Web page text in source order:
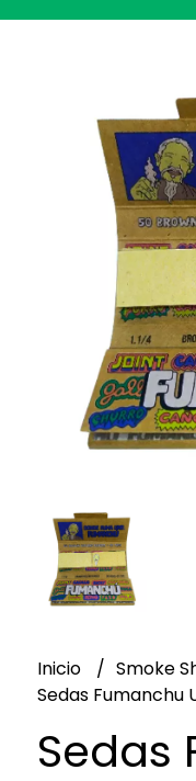
Inicio Smoke
Sedas Fumanchu
Sedas